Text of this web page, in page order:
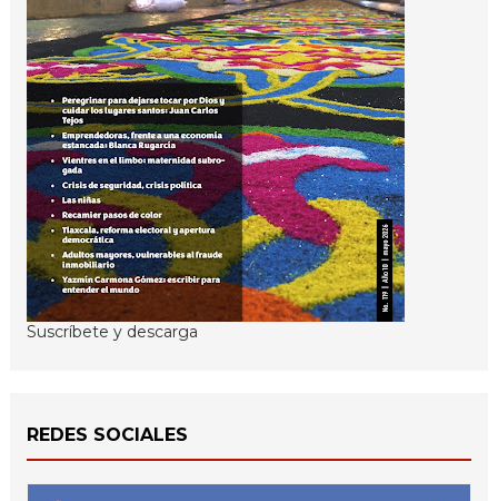
Suscríbete y descarga
REDES SOCIALES